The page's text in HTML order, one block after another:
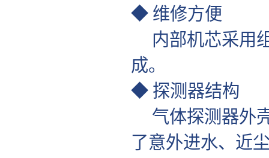
◆ 维修方便
内部机芯采用
成。
◆ 探测器结构
气体探测器外
了意外进水、近